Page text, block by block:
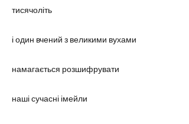
тисячоліть
і один вчений з великими вухами
намагається розшифрувати
наші сучасні імейли